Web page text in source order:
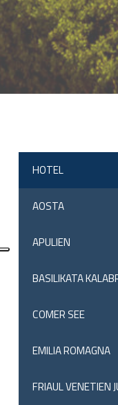
HOTEL
AOSTA
APULIEN
BASILIKATA
COMER SEE
EMILIA ROMAGNA
FRIAUL VENETIEN